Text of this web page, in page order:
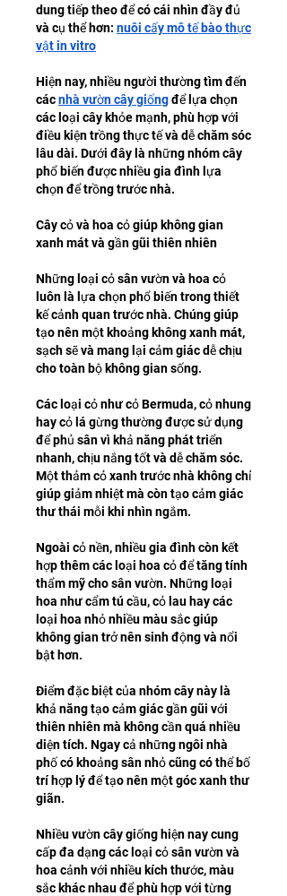
dung tiếp theo để có cái nhìn đầy đủ
và cụ thể hơn: nuôi cấy mô tế bào thực
vật in vitro
Hiện nay, nhiều người thường tìm đến
các nhà vườn cây giống để lựa chọn
các loại cây khỏe mạnh, phù hợp với
điều kiện trồng thực tế và dễ chăm sóc
lâu dài. Dưới đây là những nhóm cây
phổ biến được nhiều gia đình lựa
chọn để trồng trước nhà.
Cây cỏ và hoa cỏ giúp không gian
xanh mát và gần gũi thiên nhiên
Những loại cỏ sân vườn và hoa cỏ
luôn là lựa chọn phổ biến trong thiết
kế cảnh quan trước nhà. Chúng giúp
tạo nên một khoảng không xanh mát,
sạch sẽ và mang lại cảm giác dễ chịu
cho toàn bộ không gian sống.
Các loại cỏ như cỏ Bermuda, cỏ nhung
hay cỏ lá gừng thường được sử dụng
để phủ sân vì khả năng phát triển
nhanh, chịu nắng tốt và dễ chăm sóc.
Một thảm cỏ xanh trước nhà không chỉ
giúp giảm nhiệt mà còn tạo cảm giác
thư thái mỗi khi nhìn ngắm.
Ngoài cỏ nền, nhiều gia đình còn kết
hợp thêm các loại hoa cỏ để tăng tính
thẩm mỹ cho sân vườn. Những loại
hoa như cẩm tú cầu, cỏ lau hay các
loại hoa nhỏ nhiều màu sắc giúp
không gian trở nên sinh động và nổi
bật hơn.
Điểm đặc biệt của nhóm cây này là
khả năng tạo cảm giác gần gũi với
thiên nhiên mà không cần quá nhiều
diện tích. Ngay cả những ngôi nhà
phố có khoảng sân nhỏ cũng có thể bố
trí hợp lý để tạo nên một góc xanh thư
giãn.
Nhiều vườn cây giống hiện nay cung
cấp đa dạng các loại cỏ sân vườn và
hoa cảnh với nhiều kích thước, màu
sắc khác nhau để phù hợp với từng